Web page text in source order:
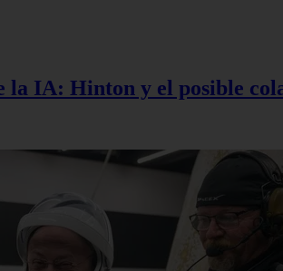
la IA: Hinton y el posible